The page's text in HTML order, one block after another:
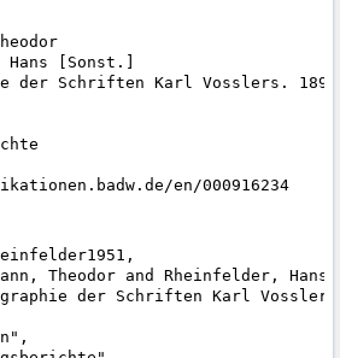
[Sonst.]
der Schriften Karl Vosslers.
en/000916234
Theodor and Rheinfelder,
der Schriften Karl